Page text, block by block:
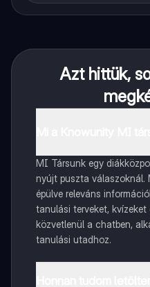
Azt hittük,
MI Társunk egy
nyújt puszta válaszoknál.
épülve releváns
tanulási terveket,
közvetlenül a chatben,
tanulási utadhoz.